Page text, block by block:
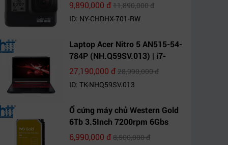
9,890,000 đ11,890,000 đ
ID: NY-CHDHX-701-RW
Laptop Acer Nitro 5 AN515-54-
784P (NH.Q59SV.013) | i7-
9750H | 8GB DDR4 | 1TB HDD |
FHD IPS | Win10
27,190,000 đ28,990,000 đ
ID: TK-NHQ59SV.013
Ổ cứng máy chủ Western Gold
6Tb 3.5Inch 7200rpm 6Gbs
256Mb SATA (WD6003FRYZ)
6,990,000 đ8,500,000 đ